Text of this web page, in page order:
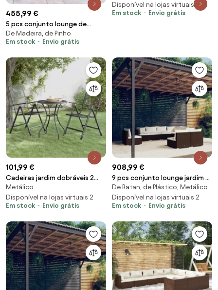
455,99 €
5 pcs conjunto lounge de
jardim c/ almofadões pinho
cinza
De Madeira, de Pinho
Em stock
Envio grátis
Disponível na lojas virtuais 2
Em stock
Envio grátis
101,99 €
Cadeiras jardim dobráveis 2
pcs malha metal expandido
antracite
Metálico
Disponível na lojas virtuais 2
Em stock
Envio grátis
908,99 €
9 pcs conjunto lounge jardim c/
almofadões vime PE castanho
De Ratan, de Plástico, Metálico
Disponível na lojas virtuais 2
Em stock
Envio grátis